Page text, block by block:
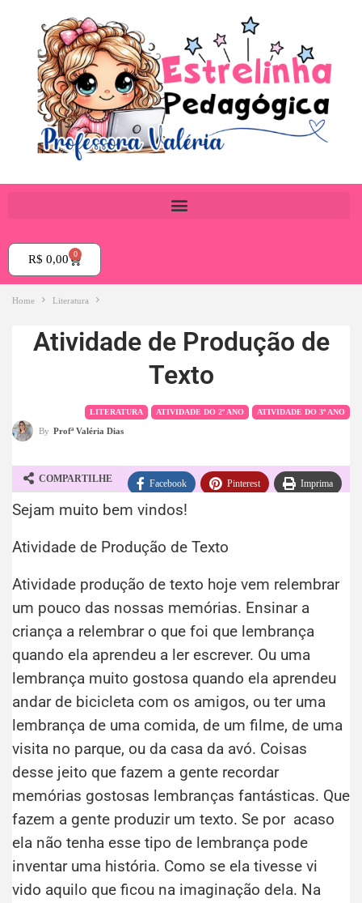
R$ 0,00 0
Home Literatura
Atividade de Produção de
Texto
LITERATURA ATIVIDADE DO 2º ANO ATIVIDADE DO 3º ANO
By Profª Valéria Dias
COMPARTILHE Facebook Pinterest Imprima
Sejam muito bem vindos!
Atividade de Produção de Texto
Atividade produção de texto hoje vem relembrar
um pouco das nossas memórias. Ensinar a
criança a relembrar o que foi que lembrança
quando ela aprendeu a ler escrever. Ou uma
lembrança muito gostosa quando ela aprendeu
andar de bicicleta com os amigos, ou ter uma
lembrança de uma comida, de um filme, de uma
visita no parque, ou da casa da avó. Coisas
desse jeito que fazem a gente recordar
memórias gostosas lembranças fantásticas. Que
fazem a gente produzir um texto. Se por acaso
ela não tenha esse tipo de lembrança pode
inventar uma história. Como se ela tivesse vi
vido aquilo que ficou na imaginação dela. Na